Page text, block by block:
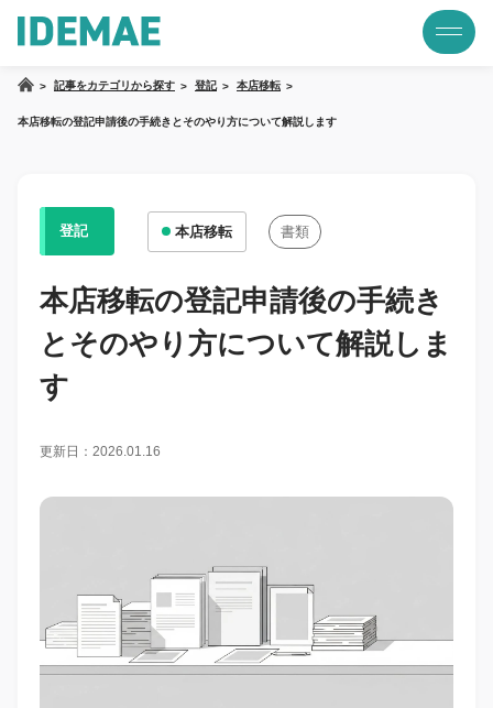
記事をカテゴリから探す 登記 本店移転
本店移転の登記申請後の手続きとそのやり方について解説します
登記 本店移転 書類
本店移転の登記申請後の手続き
とそのやり方について解説しま
す
更新日：2026.01.16